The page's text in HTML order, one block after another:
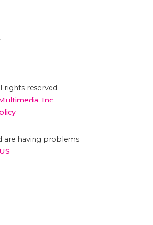
rights reserved.
Inc.
are having problems